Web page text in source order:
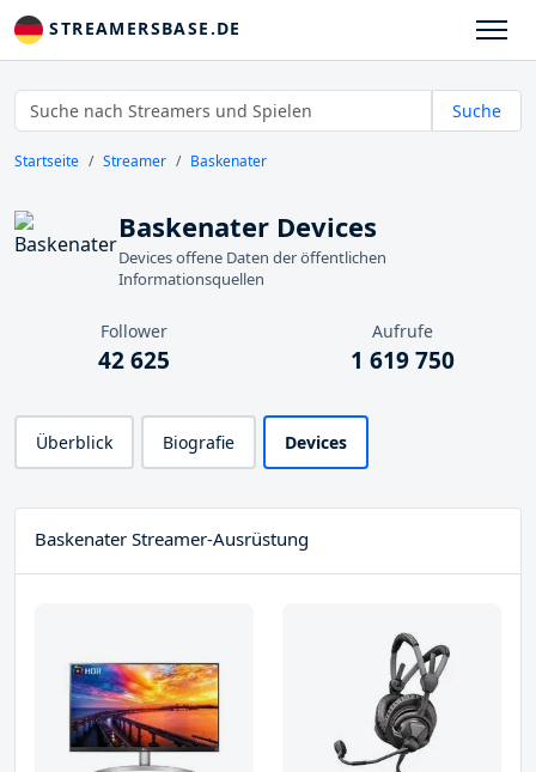
STREAMERSBASE.DE
Suche
Startseite Streamer Baskenater
Baskenater Devices
Devices offene Daten der öffentlichen
Informationsquellen
Follower
42 625
Aufrufe
1 619 750
Überblick Biografie Devices
Baskenater Streamer-Ausrüstung